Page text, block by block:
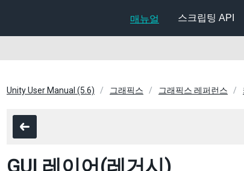
매뉴얼 스크립팅 API
Unity User Manual (5.6) 그래픽스 그래픽스 레퍼런스
GUI 레이어(레거시)